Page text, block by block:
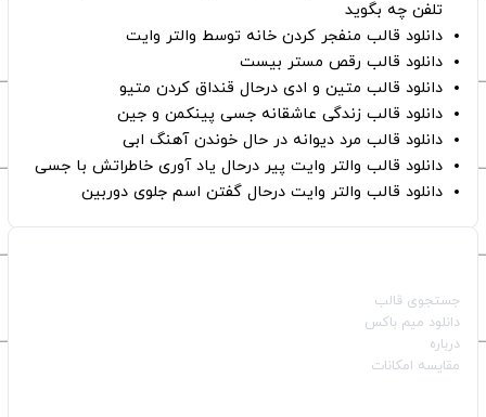
تلفن چه بگوید
دانلود قالب منفجر کردن خانه توسط والتر وایت
دانلود قالب رقص مستر بیست
دانلود قالب متین و ادی درحال قنداق کردن متیو
دانلود قالب زندگی عاشقانه جسی پینکمن و جین
دانلود قالب مرد دیوانه در حال خوندن آهنگ ابی
دانلود قالب والتر وایت پیر درحال یاد آوری خاطراتش با جسی
دانلود قالب والتر وایت درحال گفتن اسم جلوی دوربین
جستجوی قالب
دانلود میم باکس
درباره
مقایسه امکانات